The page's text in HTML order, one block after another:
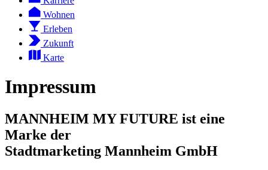
Wohnen
Erleben
Zukunft
Karte
Impressum
MANNHEIM MY FUTURE ist eine
Marke der
Stadtmarketing Mannheim GmbH